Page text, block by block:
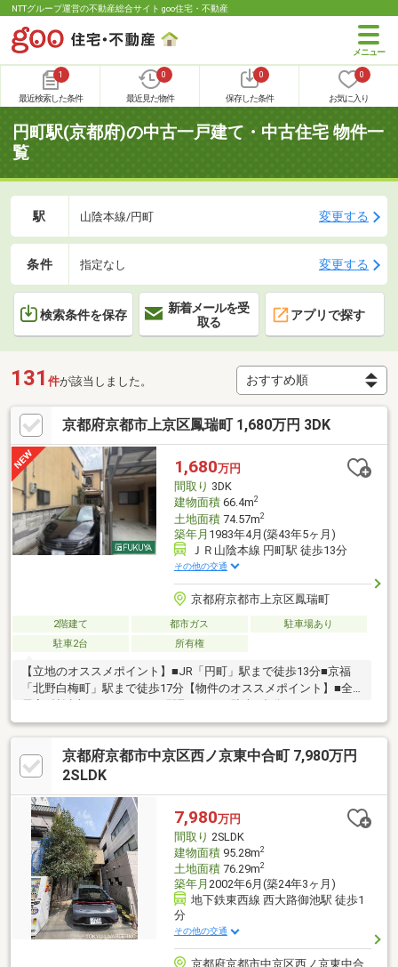
NTTグループ運営の不動産総合サイト goo住宅・不動産
1
最近検索した条件
0
最近見た物件
0
保存した条件
0
お気に入り
円町駅(京都府)の中古一戸建て・中古住宅 物件一
覧
駅 山陰本線/円町 変更する
条件 指定なし 変更する
検索条件を保存
新着メールを受
取る
アプリで探す
131 件が該当しました。
京都府京都市上京区鳳瑞町 1,680万円 3DK
1,680万円
間取り 3DK
建物面積66.4m2
土地面積74.57m2
築年月 1983年4月(築43年5ヶ月)
ＪＲ山陰本線 円町駅 徒歩13分
その他の交通
京都府京都市上京区鳳瑞町
2階建て 都市ガス
駐車場あり
駐車2台
所有権
【立地のオススメポイント】■JR「円町」駅まで徒歩13分■京福
「北野白梅町」駅まで徒歩17分【物件のオススメポイント】■全
ざいます（車種による制限有り）■リフォームしてお使いになる
ことも可能です現地見学会（事前に必ず予約してください）日程
／公開中時間／10：00～19：00土日祝は勿論の事、平日もご内覧
頂けます！ご都合の良い日時を頂ければスタッフが現地をご案内
の３コースを設けております。お電話の際、担当者に内覧希望物
件とコースをお伝えくださいませ！
京都府京都市中京区西ノ京東中合町 7,980万円
2SLDK
7,980万円
間取り 2SLDK
建物面積95.28m2
土地面積76.29m2
築年月 2002年6月(築24年3ヶ月)
地下鉄東西線 西大路御池駅 徒歩1
分
その他の交通
京都府京都市中京区西ノ京東中合